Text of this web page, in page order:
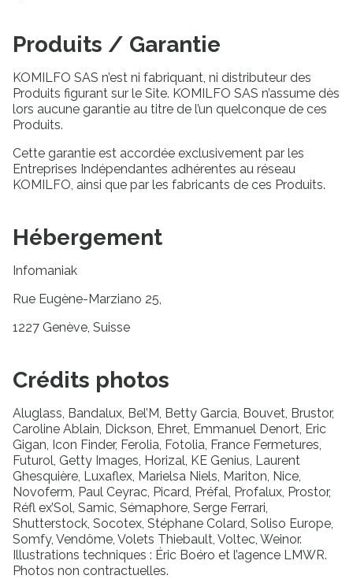
Produits / Garantie
KOMILFO SAS n’est ni fabriquant, ni distributeur des
Produits figurant sur le Site. KOMILFO SAS n’assume dès
lors aucune garantie au titre de l’un quelconque de ces
Produits.
Cette garantie est accordée exclusivement par les
Entreprises Indépendantes adhérentes au réseau
KOMILFO, ainsi que par les fabricants de ces Produits.
Hébergement
Infomaniak
Rue Eugène-Marziano 25,
1227 Genève, Suisse
Crédits photos
Aluglass, Bandalux, Bel’M, Betty Garcia, Bouvet, Brustor,
Caroline Ablain, Dickson, Ehret, Emmanuel Denort, Eric
Gigan, Icon Finder, Ferolia, Fotolia, France Fermetures,
Futurol, Getty Images, Horizal, KE Genius, Laurent
Ghesquière, Luxaflex, Marielsa Niels, Mariton, Nice,
Novoferm, Paul Ceyrac, Picard, Préfal, Profalux, Prostor,
Réfl ex’Sol, Samic, Sémaphore, Serge Ferrari,
Shutterstock, Socotex, Stéphane Colard, Soliso Europe,
Somfy, Vendôme, Volets Thiebault, Voltec, Weinor.
Illustrations techniques : Éric Boéro et l’agence LMWR.
Photos non contractuelles.